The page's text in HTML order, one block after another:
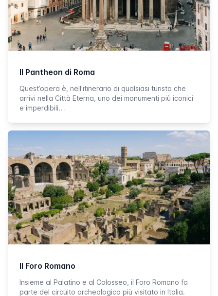
Il Pantheon di Roma
Quest’opera è, nell'itinerario di qualsiasi turista che
arrivi nella Città Eterna, uno dei monumenti più iconici
e imperdibili.…
Il Foro Romano
Insieme al Palatino e al Colosseo, il Foro Romano fa
parte del circuito archeologico più visitato in Italia.